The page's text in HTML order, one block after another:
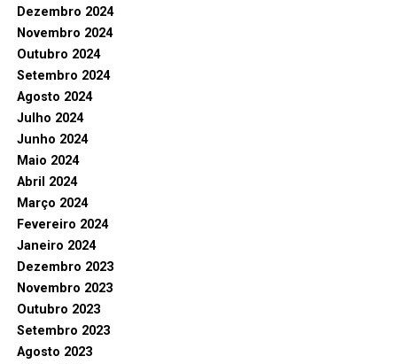
Dezembro 2024
Novembro 2024
Outubro 2024
Setembro 2024
Agosto 2024
Julho 2024
Junho 2024
Maio 2024
Abril 2024
Março 2024
Fevereiro 2024
Janeiro 2024
Dezembro 2023
Novembro 2023
Outubro 2023
Setembro 2023
Agosto 2023